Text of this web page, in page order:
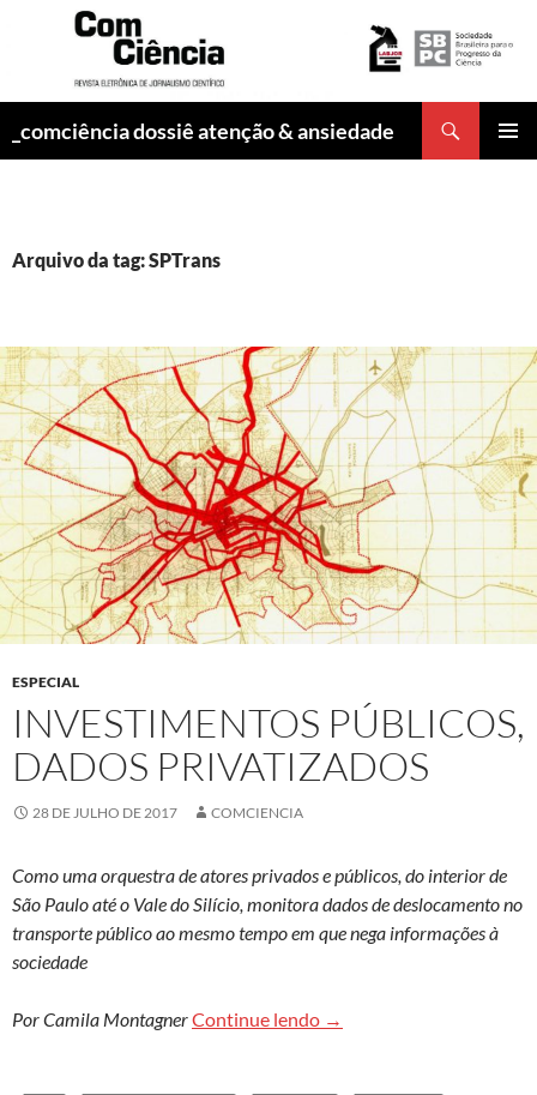
_comciência dossiê atenção & ansiedade
Arquivo da tag: SPTrans
ESPECIAL
INVESTIMENTOS PÚBLICOS,
DADOS PRIVATIZADOS
28 DE JULHO DE 2017 COMCIENCIA
Como uma orquestra de atores privados e públicos, do interior de
São Paulo até o Vale do Silício, monitora dados de deslocamento no
transporte público ao mesmo tempo em que nega informações à
sociedade
Por Camila MontagnerContinue lendo Investimentos públicos,
→